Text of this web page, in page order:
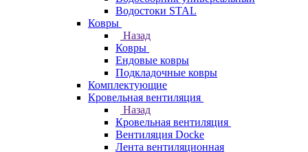
Водостоки STAL
Ковры
Назад
Ковры
Ендовые ковры
Подкладочные ковры
Комплектующие
Кровельная вентиляция
Назад
Кровельная вентиляция
Вентиляция Docke
Лента вентиляционная